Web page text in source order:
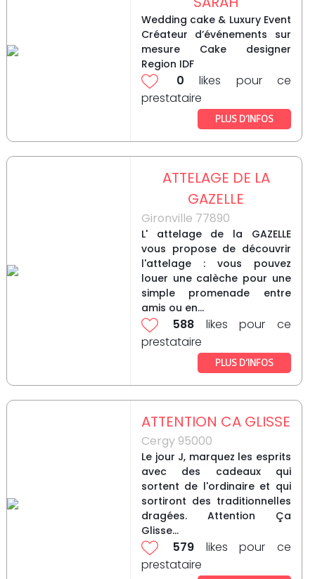
Wedding cake & Luxury Event
Créateur d’événements sur
mesure Cake designer
Region IDF
0 likes pour ce
prestataire
PLUS D’INFOS
ATTELAGE DE LA
GAZELLE
Gironville 77890
L' attelage de la GAZELLE
vous propose de découvrir
l'attelage : vous pouvez
louer une calèche pour une
simple promenade entre
amis ou en...
588 likes pour ce
prestataire
PLUS D’INFOS
ATTENTION CA GLISSE
Cergy 95000
Le jour J, marquez les esprits
avec des cadeaux qui
sortent de l'ordinaire et qui
sortiront des traditionnelles
dragées. Attention Ça
Glisse...
579 likes pour ce
prestataire